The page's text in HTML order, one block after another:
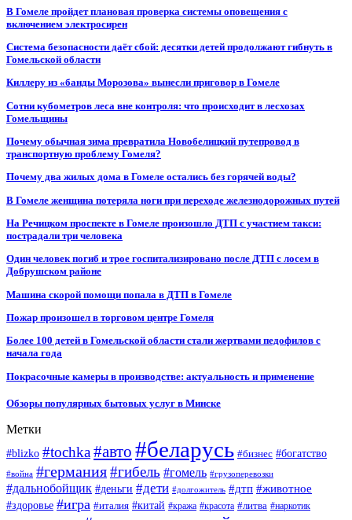
В Гомеле пройдет плановая проверка системы оповещения с
включением электросирен
Система безопасности даёт сбой: десятки детей продолжают гибнуть в
Гомельской области
Киллеру из «банды Морозова» вынесли приговор в Гомеле
Сотни кубометров леса вне контроля: что происходит в лесхозах
Гомельщины
Почему обычная зима превратила Новобелицкий путепровод в
транспортную проблему Гомеля?
Почему два жилых дома в Гомеле остались без горячей воды?
В Гомеле женщина потеряла ноги при переходе железнодорожных путей
На Речицком проспекте в Гомеле произошло ДТП с участием такси:
пострадали три человека
Один человек погиб и трое госпитализировано после ДТП с лосем в
Добрушском районе
Машина скорой помощи попала в ДТП в Гомеле
Пожар произошел в торговом центре Гомеля
Более 100 детей в Гомельской области стали жертвами педофилов с
начала года
Покрасочные камеры в производстве: актуальность и применение
Обзоры популярных бытовых услуг в Минске
Метки
#blizko #tochka#авто #беларусь #бизнес #богатство
#война #германия#гибель #гомель #грузоперевозки
#дальнобойщик #деньги #дети #долгожитель #дтп #животное
#здоровье #игра #италия #китай #кража #красота #литва #наркотик